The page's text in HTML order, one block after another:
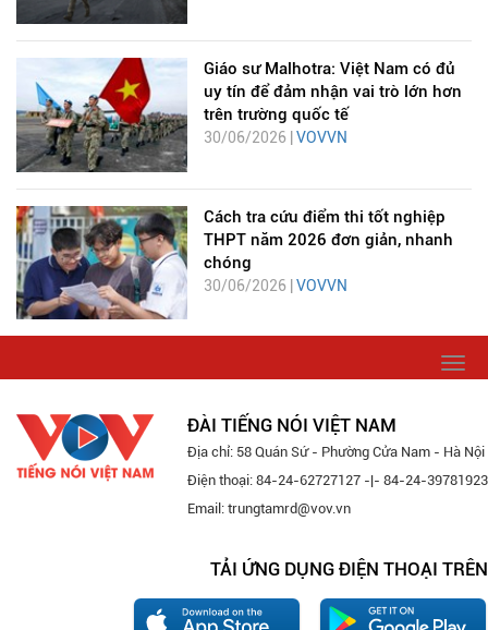
Giáo sư Malhotra: Việt Nam có đủ
uy tín để đảm nhận vai trò lớn hơn
trên trường quốc tế
30/06/2026 | VOVVN
Cách tra cứu điểm thi tốt nghiệp
THPT năm 2026 đơn giản, nhanh
chóng
30/06/2026 | VOVVN
ĐÀI TIẾNG NÓI VIỆT NAM
Địa chỉ: 58 Quán Sứ - Phường Cửa Nam - Hà Nội
Điện thoại: 84-24-62727127 -|- 84-24-39781923
Email: trungtamrd@vov.vn
TẢI ỨNG DỤNG ĐIỆN THOẠI TRÊN